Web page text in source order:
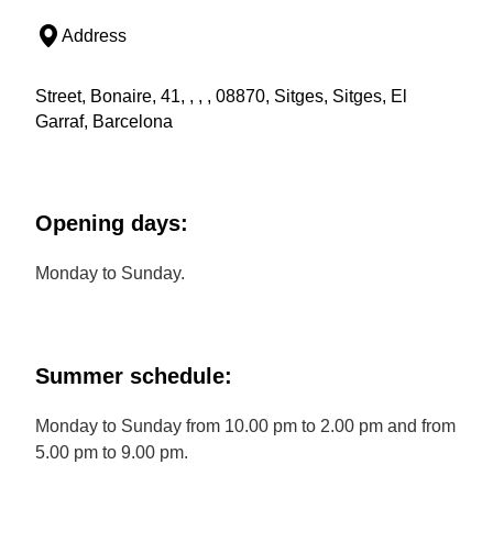
Address
Street, Bonaire, 41, , , , 08870, Sitges, Sitges, El
Garraf, Barcelona
Opening days:
Monday to Sunday.
Summer schedule:
Monday to Sunday from 10.00 pm to 2.00 pm and from
5.00 pm to 9.00 pm.